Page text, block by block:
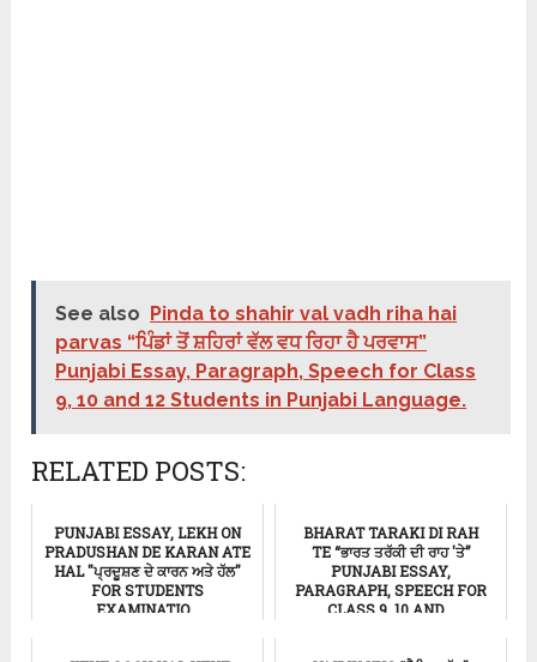
See also
Pinda to shahir val vadh riha hai
parvas “ਪਿੰਡਾਂ ਤੋਂ ਸ਼ਹਿਰਾਂ ਵੱਲ ਵਧ ਰਿਹਾ ਹੈ ਪਰਵਾਸ”
Punjabi Essay, Paragraph, Speech for Class
9, 10 and 12 Students in Punjabi Language.
RELATED POSTS:
PUNJABI ESSAY, LEKH ON
PRADUSHAN DE KARAN ATE
HAL "ਪ੍ਰਦੂਸ਼ਣ ਦੇ ਕਾਰਨ ਅਤੇ ਹੱਲ"
FOR STUDENTS
EXAMINATIO...
BHARAT TARAKI DI RAH
TE “ਭਾਰਤ ਤਰੱਕੀ ਦੀ ਰਾਹ 'ਤੇ”
PUNJABI ESSAY,
PARAGRAPH, SPEECH FOR
CLASS 9, 10 AND...